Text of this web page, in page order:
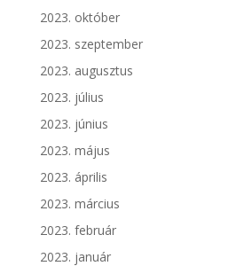
2023. október
2023. szeptember
2023. augusztus
2023. július
2023. június
2023. május
2023. április
2023. március
2023. február
2023. január